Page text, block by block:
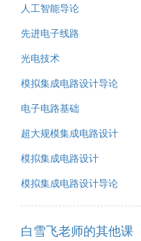
人工智能导论
先进电子线路
光电技术
模拟集成电路设计导论
电子电路基础
超大规模集成电路设计
模拟集成电路设计
模拟集成电路设计导论
白雪飞老师的其他课